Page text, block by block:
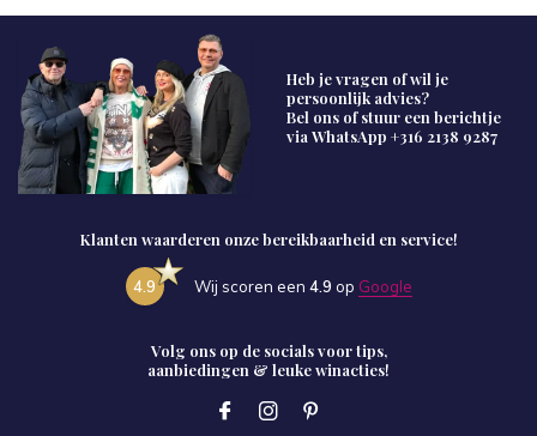
Heb je vragen of wil je
persoonlijk advies?
Bel ons of stuur een berichtje
via WhatsApp +316 2138 9287
Klanten waarderen onze bereikbaarheid en service!
4.9 Wij scoren een 4.9 op Google
Volg ons op de socials voor tips,
aanbiedingen & leuke winacties!